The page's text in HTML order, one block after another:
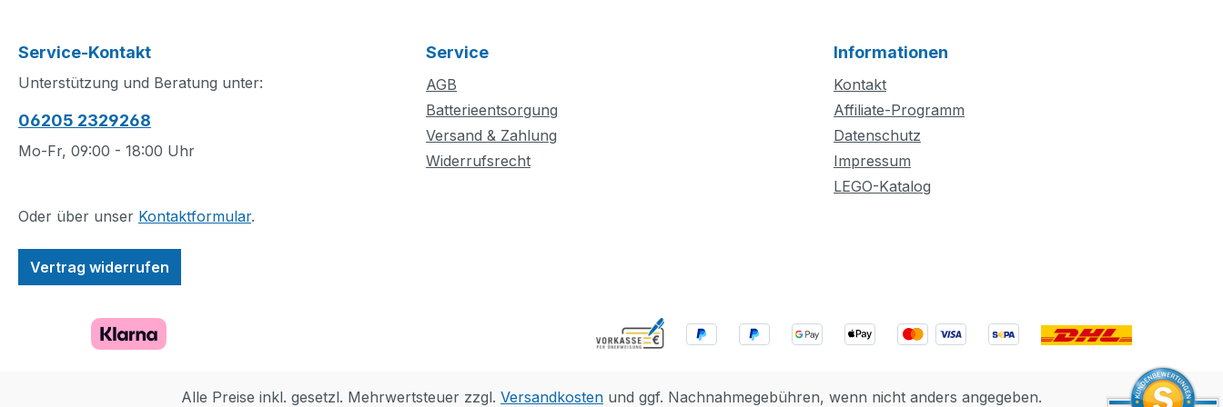
Leiter hochzufahren,
und die Leiter dann mit
Sollte das arme
Kätzchen sich nicht von
Leckerli runterlocken.
Löschschlauch! Dieses
Vorschulkinder soziale,
emotionale und
begleiten. Beim Waschen
des Babys entdecken
Kleinkinder, wie wichtig
ist. Dieses Spielzeug zur
Förderung der sozialen
vielseitige Spielset lässt
Heldentaten und
realistische
Ein niedlicher Hund, ein
freundlicher Polizist und
Service-Kontakt
Unterstützung und Beratung unter:
06205 2329268
Mo-Fr, 09:00 - 18:00 Uhr
Oder über unser Kontaktformular.
Vertrag widerrufen
Service
AGB
Batterieentsorgung
Versand & Zahlung
Widerrufsrecht
Informationen
Kontakt
Affiliate-Programm
Datenschutz
Impressum
LEGO-Katalog
Alle Preise inkl. gesetzl. Mehrwertsteuer zzgl. Versandkosten und ggf. Nachnahmegebühren, wenn nicht anders angegeben.